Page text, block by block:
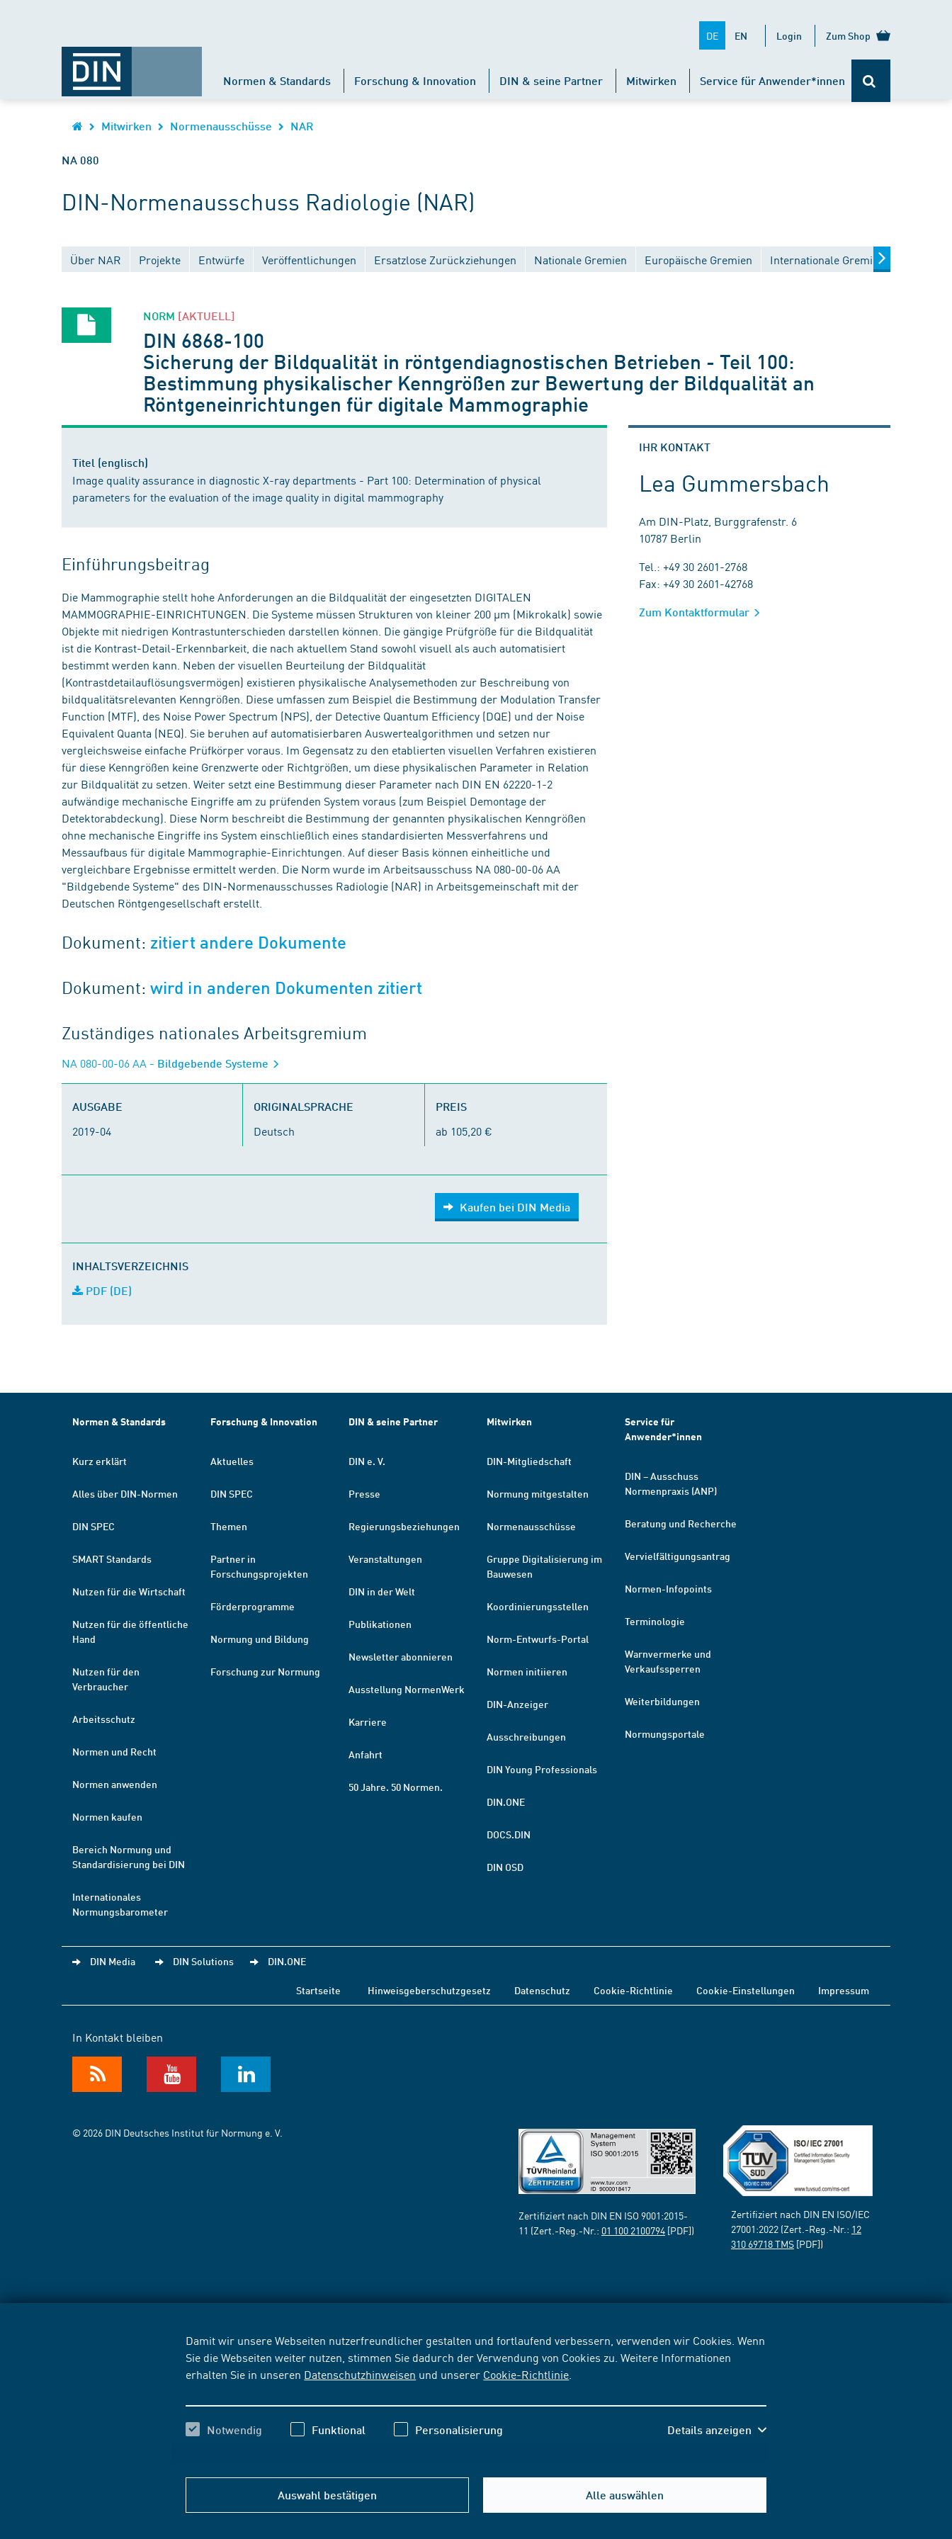
Damit wir unsere Webseiten nutzerfreundlicher gestalten und fortlaufend verbessern, verwenden wir Cookies. Wenn
Sie die Webseiten weiter nutzen, stimmen Sie dadurch der Verwendung von Cookies zu. Weitere Informationen
erhalten Sie in unseren Datenschutzhinweisen und unserer Cookie-Richtlinie
Notwendig Funktional Personalisierung Details anzeigen
Auswahl bestätigen Alle auswählen
DE EN Login Zum Shop
Normen & Standards Forschung & Innovation DIN & seine Partner Mitwirken Service für Anwender*innen
Mitwirken Normenausschüsse NAR
NA 080
DIN-Normenausschuss Radiologie (NAR)
Über NAR Projekte Entwürfe Veröffentlichungen Ersatzlose Zurückziehungen Nationale Gremien Europäische Gremien Internationale Gremien
NORM [AKTUELL]
DIN 6868-100
Sicherung der Bildqualität in röntgendiagnostischen Betrieben - Teil 100:
Bestimmung physikalischer Kenngrößen zur Bewertung der Bildqualität an
Röntgeneinrichtungen für digitale Mammographie
Titel (englisch)
Image quality assurance in diagnostic X-ray departments - Part 100: Determination of physical
parameters for the evaluation of the image quality in digital mammography
Einführungsbeitrag
Die Mammographie stellt hohe Anforderungen an die Bildqualität der eingesetzten DIGITALEN
MAMMOGRAPHIE-EINRICHTUNGEN. Die Systeme müssen Strukturen von kleiner 200 µm (Mikrokalk) sowie
Objekte mit niedrigen Kontrastunterschieden darstellen können. Die gängige Prüfgröße für die Bildqualität
ist die Kontrast-Detail-Erkennbarkeit, die nach aktuellem Stand sowohl visuell als auch automatisiert
bestimmt werden kann. Neben der visuellen Beurteilung der Bildqualität
(Kontrastdetailauflösungsvermögen) existieren physikalische Analysemethoden zur Beschreibung von
bildqualitätsrelevanten Kenngrößen. Diese umfassen zum Beispiel die Bestimmung der Modulation Transfer
Function (MTF), des Noise Power Spectrum (NPS), der Detective Quantum Efficiency (DQE) und der Noise
Equivalent Quanta (NEQ). Sie beruhen auf automatisierbaren Auswertealgorithmen und setzen nur
vergleichsweise einfache Prüfkörper voraus. Im Gegensatz zu den etablierten visuellen Verfahren existieren
für diese Kenngrößen keine Grenzwerte oder Richtgrößen, um diese physikalischen Parameter in Relation
zur Bildqualität zu setzen. Weiter setzt eine Bestimmung dieser Parameter nach DIN EN 62220-1-2
aufwändige mechanische Eingriffe am zu prüfenden System voraus (zum Beispiel Demontage der
Detektorabdeckung). Diese Norm beschreibt die Bestimmung der genannten physikalischen Kenngrößen
ohne mechanische Eingriffe ins System einschließlich eines standardisierten Messverfahrens und
Messaufbaus für digitale Mammographie-Einrichtungen. Auf dieser Basis können einheitliche und
vergleichbare Ergebnisse ermittelt werden. Die Norm wurde im Arbeitsausschuss NA 080-00-06 AA
"Bildgebende Systeme" des DIN-Normenausschusses Radiologie (NAR) in Arbeitsgemeinschaft mit der
Deutschen Röntgengesellschaft erstellt.
Dokument: zitiert andere Dokumente
Dokument:wird in anderen Dokumenten zitiert
Zuständiges nationales Arbeitsgremium
NA 080-00-06 AA - Bildgebende Systeme
AUSGABE
2019-04
ORIGINALSPRACHE
Deutsch
PREIS
ab 105,20 €
Kaufen bei DIN Media
INHALTSVERZEICHNIS
PDF (DE)
IHR KONTAKT
Lea Gummersbach
Am DIN-Platz, Burggrafenstr. 6
10787 Berlin
Tel.: +49 30 2601-2768
Fax: +49 30 2601-42768
Zum Kontaktformular
Normen & Standards
Kurz erklärt
Alles über DIN-Normen
DIN SPEC
SMART Standards
Nutzen für die Wirtschaft
Nutzen für die öffentliche
Hand
Nutzen für den
Verbraucher
Arbeitsschutz
Normen und Recht
Normen anwenden
Normen kaufen
Bereich Normung und
Standardisierung bei DIN
Internationales
Normungsbarometer
Forschung & Innovation
Aktuelles
DIN SPEC
Themen
Partner in
Forschungsprojekten
Förderprogramme
Normung und Bildung
Forschung zur Normung
DIN & seine Partner
DIN e. V.
Presse
Regierungsbeziehungen
Veranstaltungen
DIN in der Welt
Publikationen
Newsletter abonnieren
Ausstellung NormenWerk
Karriere
Anfahrt
50 Jahre. 50 Normen.
Mitwirken
DIN-Mitgliedschaft
Normung mitgestalten
Normenausschüsse
Gruppe Digitalisierung im
Bauwesen
Koordinierungsstellen
Norm-Entwurfs-Portal
Normen initiieren
DIN-Anzeiger
Ausschreibungen
DIN Young Professionals
DIN.ONE
DOCS.DIN
DIN OSD
Service für
Anwender*innen
DIN – Ausschuss
Normenpraxis (ANP)
Beratung und Recherche
Vervielfältigungsantrag
Normen-Infopoints
Terminologie
Warnvermerke und
Verkaufssperren
Weiterbildungen
Normungsportale
DIN Media DIN Solutions DIN.ONE
Startseite Hinweisgeberschutzgesetz Datenschutz Cookie-Richtlinie Cookie-Einstellungen Impressum
In Kontakt bleiben
© 2026 DIN Deutsches Institut für Normung e. V.
Zertifiziert nach DIN EN ISO 9001:2015-
11 (Zert.-Reg.-Nr.: 01 100 2100794 [PDF])
Zertifiziert nach DIN EN ISO/IEC
27001:2022 (Zert.-Reg.-Nr.: 12
310 69718 TMS [PDF])